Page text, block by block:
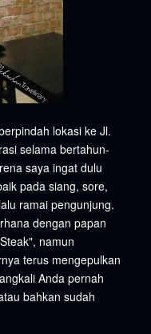
lokasi ke Jl.
selama bertahun-
saya ingat dulu
pada siang, sore,
ramai pengunjung.
dengan papan
namun
terus mengepulkan
Anda pernah
bahkan sudah